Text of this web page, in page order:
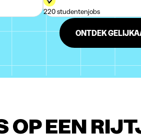
220 studentenjobs
ONTDEK
OP EEN